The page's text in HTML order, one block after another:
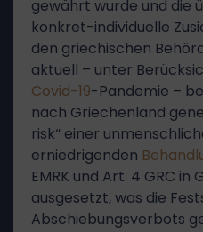
gewährt wurde und die
konkret-individuelle
den griechischen
aktuell – unter
Covid-19-Pandemie –
nach Griechenland
risk“ einer
erniedrigenden
EMRK und Art. 4 GRC in
ausgesetzt, was die
Abschiebungsverbots